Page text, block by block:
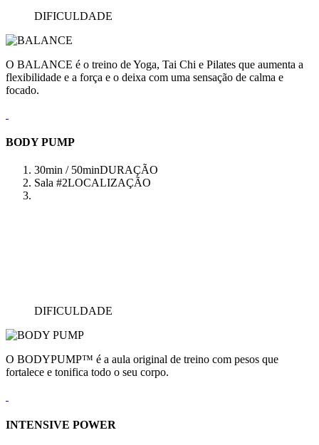
DIFICULDADE
O BALANCE é o treino de Yoga, Tai Chi e Pilates que aumenta a
flexibilidade e a força e o deixa com uma sensação de calma e
focado.
BODY PUMP
30min / 50minDURAÇÃO
Sala #2LOCALIZAÇÃO
DIFICULDADE
O BODYPUMP™ é a aula original de treino com pesos que
fortalece e tonifica todo o seu corpo.
INTENSIVE POWER